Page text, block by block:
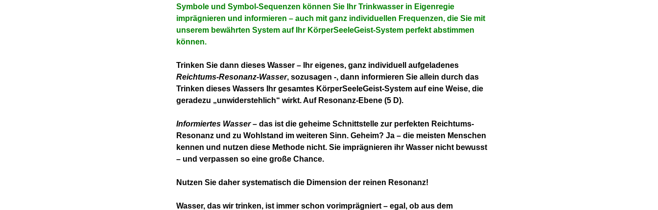
Symbole und Symbol-Sequenzen können Sie Ihr Trinkwasser in Eigenregie
imprägnieren und informieren – auch mit ganz individuellen Frequenzen, die Sie mit
unserem bewährten System auf Ihr KörperSeeleGeist-System perfekt abstimmen
können.
Trinken Sie dann dieses Wasser – Ihr eigenes, ganz individuell aufgeladenes
Reichtums-Resonanz-Wasser, sozusagen -, dann informieren Sie allein durch das
Trinken dieses Wassers Ihr gesamtes KörperSeeleGeist-System auf eine Weise, die
geradezu „unwiderstehlich“ wirkt. Auf Resonanz-Ebene (5 D).
Informiertes Wasser– das ist die geheime Schnittstelle zur perfekten Reichtums-
Resonanz und zu Wohlstand im weiteren Sinn. Geheim? Ja – die meisten Menschen
kennen und nutzen diese Methode nicht. Sie imprägnieren ihr Wasser nicht bewusst
– und verpassen so eine große Chance.
Nutzen Sie daher systematisch die Dimension der reinen Resonanz!
Wasser, das wir trinken, ist immer schon vorimprägniert – egal, ob aus dem